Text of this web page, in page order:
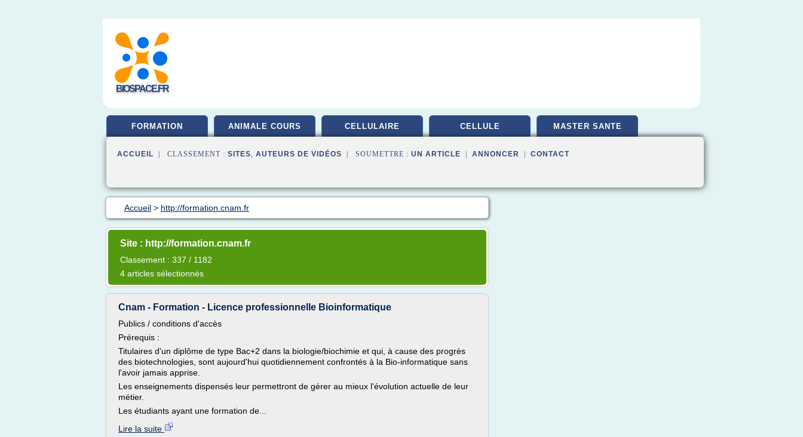
BIOSPACE.FR
FORMATION ANIMALE COURS CELLULAIRE CELLULE MASTER SANTE
ACCUEIL | CLASSEMENT : SITES, AUTEURS DE VIDÉOS | SOUMETTRE : UN ARTICLE ANNONCER CONTACT
Accueil > http://formation.cnam.fr
Site : http://formation.cnam.fr
Classement : 337 / 1182
4 articles sélectionnés
Cnam - Formation - Licence professionnelle Bioinformatique
Publics / conditions d'accès
Prérequis :
Titulaires d'un diplôme de type Bac+2 dans la biologie/biochimie et qui, à cause des progrès
des biotechnologies, sont aujourd'hui quotidiennement confrontés à la Bio-informatique sans
l'avoir jamais apprise.
Les enseignements dispensés leur permettront de gérer au mieux l'évolution actuelle de leur
métier.
Les étudiants ayant une formation de...
Lire la suite